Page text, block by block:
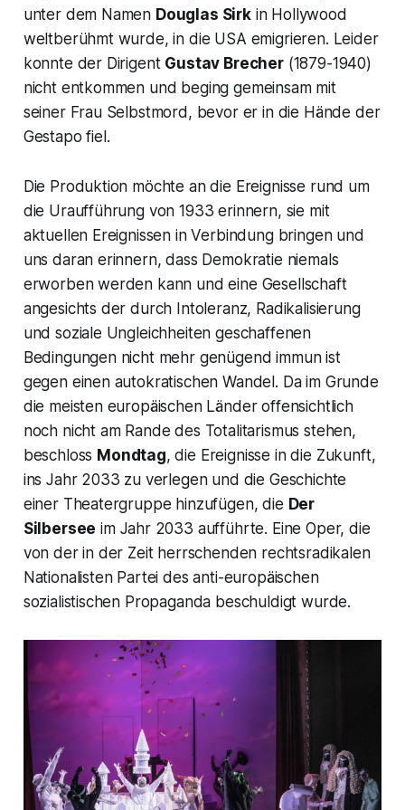
unter dem Namen Douglas Sirkin Hollywood
weltberühmt wurde, in die USA emigrieren. Leider
konnte der Dirigent Gustav Brecher(1879-1940)
nicht entkommen und beging gemeinsam mit
seiner Frau Selbstmord, bevor er in die Hände der
Gestapo fiel.
Die Produktion möchte an die Ereignisse rund um
die Uraufführung von 1933 erinnern, sie mit
aktuellen Ereignissen in Verbindung bringen und
uns daran erinnern, dass Demokratie niemals
erworben werden kann und eine Gesellschaft
angesichts der durch Intoleranz, Radikalisierung
und soziale Ungleichheiten geschaffenen
Bedingungen nicht mehr genügend immun ist
gegen einen autokratischen Wandel. Da im Grunde
die meisten europäischen Länder offensichtlich
noch nicht am Rande des Totalitarismus stehen,
beschloss Mondtag, die Ereignisse in die Zukunft,
ins Jahr 2033 zu verlegen und die Geschichte
einer Theatergruppe hinzufügen, die Der
Silbersee im Jahr 2033 aufführte. Eine Oper, die
von der in der Zeit herrschenden rechtsradikalen
Nationalisten Partei des anti-europäischen
sozialistischen Propaganda beschuldigt wurde.